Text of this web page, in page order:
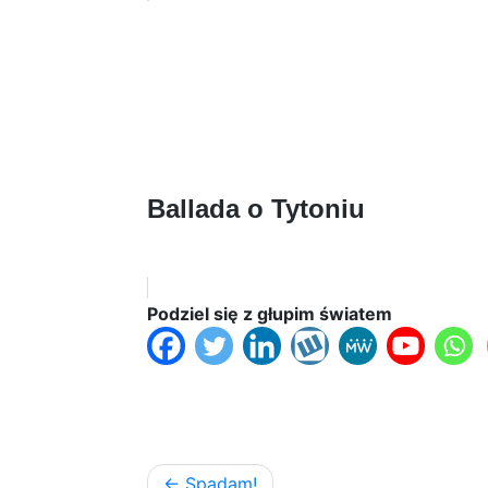
Ballada o Tytoniu
Podziel się z głupim światem
Nawigacja
Spadam!